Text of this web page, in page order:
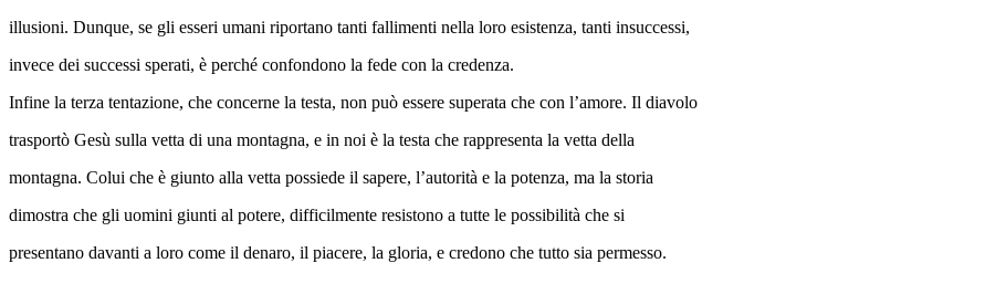
illusioni. Dunque, se gli esseri umani riportano tanti fallimenti nella loro esistenza, tanti insuccessi,
invece dei successi sperati, è perché confondono la fede con la credenza.
Infine la terza tentazione, che concerne la testa, non può essere superata che con l’amore. Il diavolo
trasportò Gesù sulla vetta di una montagna, e in noi è la testa che rappresenta la vetta della
montagna. Colui che è giunto alla vetta possiede il sapere, l’autorità e la potenza, ma la storia
dimostra che gli uomini giunti al potere, difficilmente resistono a tutte le possibilità che si
presentano davanti a loro come il denaro, il piacere, la gloria, e credono che tutto sia permesso.